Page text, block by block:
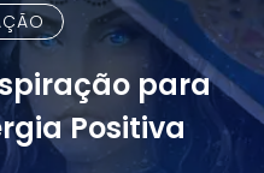
para
Positiva